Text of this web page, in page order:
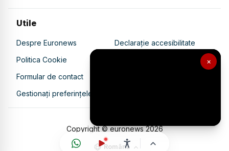
×
Utile
Despre Euronews
Declarație accesibilitate
Politica Cookie
Politica de confidențialitate
Formular de contact
Gestionați preferințele
Copyright © euronews2026
Română